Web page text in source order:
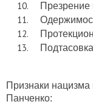
Презрение
Подтасовка
Признаки нацизма
Панченко: